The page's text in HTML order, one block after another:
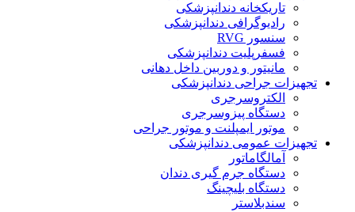
تاریکخانه دندانپزشکی
رادیوگرافی دندانپزشکی
سنسور RVG
فسفرپلیت دندانپزشکی
مانیتور و دوربین داخل دهانی
تجهیزات جراحی دندانپزشکی
الکتروسرجری
دستگاه پیزوسرجری
موتور ایمپلنت و موتور جراحی
تجهیزات عمومی دندانپزشکی
آمالگاماتور
دستگاه جرم گیری دندان
دستگاه بلیچینگ
سندبلاستر